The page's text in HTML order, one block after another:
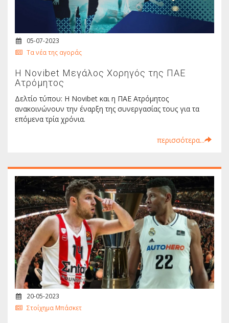
05-07-2023
Τα νέα της αγοράς
Η Novibet Μεγάλος Χορηγός της ΠΑΕ
Ατρόμητος
Δελτίο τύπου: Η Novibet και η ΠΑΕ Ατρόμητος
ανακοινώνουν την έναρξη της συνεργασίας τους για τα
επόμενα τρία χρόνια.
περισσότερα...
20-05-2023
Στοίχημα Μπάσκετ